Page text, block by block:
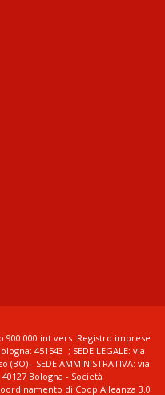
900.000 int.vers. Registro imprese
451543 ; SEDE LEGALE: via
- SEDE AMMINISTRATIVA: via
Bologna - Società
di Coop Alleanza 3.0